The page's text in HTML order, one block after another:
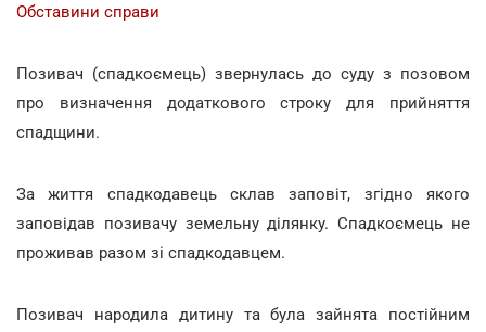
Обставини справи
Позивач (спадкоємець) звернулась до суду з позовом
про визначення додаткового строку для прийняття
спадщини.
За життя спадкодавець склав заповіт, згідно якого
заповідав позивачу земельну ділянку. Спадкоємець не
проживав разом зі спадкодавцем.
Позивач народила дитину та була зайнята постійним